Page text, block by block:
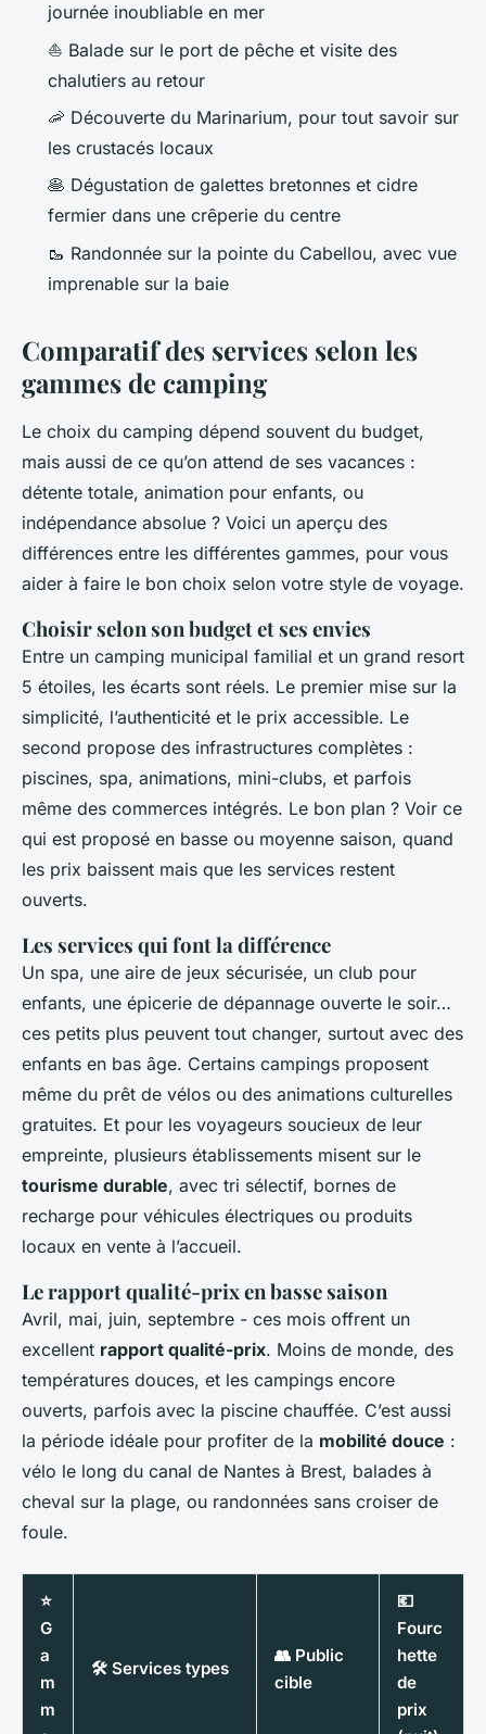
journée inoubliable en mer
⛵ Balade sur le port de pêche et visite des
chalutiers au retour
🦐 Découverte du Marinarium, pour tout savoir sur
les crustacés locaux
🥞 Dégustation de galettes bretonnes et cidre
fermier dans une crêperie du centre
🥾 Randonnée sur la pointe du Cabellou, avec vue
imprenable sur la baie
Comparatif des services selon les
gammes de camping
Le choix du camping dépend souvent du budget,
mais aussi de ce qu’on attend de ses vacances :
détente totale, animation pour enfants, ou
indépendance absolue ? Voici un aperçu des
différences entre les différentes gammes, pour vous
aider à faire le bon choix selon votre style de voyage.
Choisir selon son budget et ses envies
Entre un camping municipal familial et un grand resort
5 étoiles, les écarts sont réels. Le premier mise sur la
simplicité, l’authenticité et le prix accessible. Le
second propose des infrastructures complètes :
piscines, spa, animations, mini-clubs, et parfois
même des commerces intégrés. Le bon plan ? Voir ce
qui est proposé en basse ou moyenne saison, quand
les prix baissent mais que les services restent
ouverts.
Les services qui font la différence
Un spa, une aire de jeux sécurisée, un club pour
enfants, une épicerie de dépannage ouverte le soir…
ces petits plus peuvent tout changer, surtout avec des
enfants en bas âge. Certains campings proposent
même du prêt de vélos ou des animations culturelles
gratuites. Et pour les voyageurs soucieux de leur
empreinte, plusieurs établissements misent sur le
tourisme durable, avec tri sélectif, bornes de
recharge pour véhicules électriques ou produits
locaux en vente à l’accueil.
Le rapport qualité-prix en basse saison
Avril, mai, juin, septembre - ces mois offrent un
excellent rapport qualité-prix. Moins de monde, des
températures douces, et les campings encore
ouverts, parfois avec la piscine chauffée. C’est aussi
la période idéale pour profiter de la mobilité douce :
vélo le long du canal de Nantes à Brest, balades à
cheval sur la plage, ou randonnées sans croiser de
foule.
⭐
G
a
m
m
🛠️ Services types
👥 Public
cible
💶
Fourc
hette
de
prix